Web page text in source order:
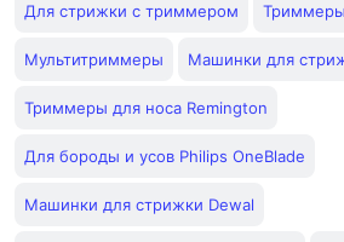
Для стрижки с триммером
Мультитриммеры Машинки для
Триммеры для носа Remington
Для бороды и усов Philips OneBlade
Машинки для стрижки Dewal